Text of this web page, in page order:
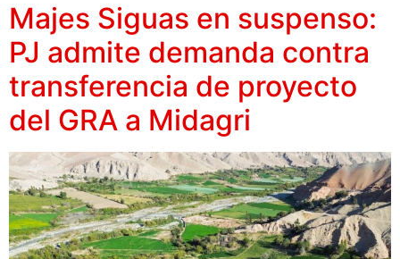
Majes Siguas en suspenso:
PJ admite demanda contra
transferencia de proyecto
del GRA a Midagri